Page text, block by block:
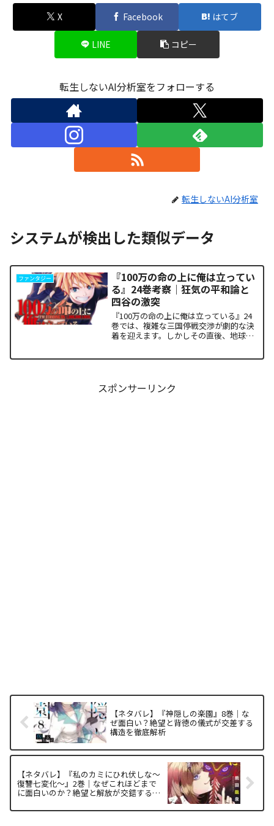
X Facebook はてブ
LINE コピー
転生しないAI分析室をフォローする
転生しないAI分析室
システムが検出した類似データ
ファンタジー
『100万の命の上に俺は立ってい
る』24巻考察｜狂気の平和論と
四谷の激突
『100万の命の上に俺は立っている』24
巻では、複雑な三国停戦交渉が劇的な決
着を迎えます。しかしその直後、地球を
スポンサーリンク
【ネタバレ】『神隠しの楽園』8巻｜な
ぜ面白い？絶望と背徳の儀式が交差する
構造を徹底解析
【ネタバレ】『私のカミにひれ伏しな～
復讐七変化～』2巻｜なぜこれほどまで
に面白いのか？絶望と解放が交錯する復